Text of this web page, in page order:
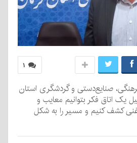
۱
صنایع‌دستی و گردشگری استان
یک اتاق فکر بتوانیم معایب و
غنی کشف کنیم و مسیر را به شکل